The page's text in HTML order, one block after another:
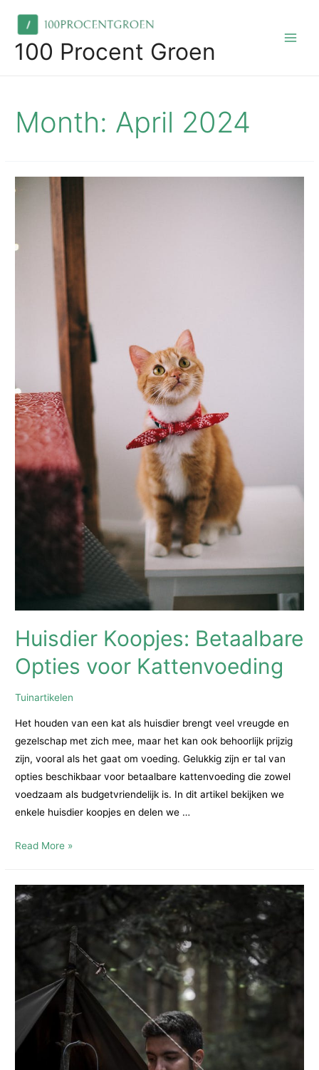
content100 Procent Groen
Month: April 2024
Huisdier Koopjes: Betaalbare
Opties voor Kattenvoeding
Tuinartikelen
Het houden van een kat als huisdier brengt veel vreugde en
gezelschap met zich mee, maar het kan ook behoorlijk prijzig
zijn, vooral als het gaat om voeding. Gelukkig zijn er tal van
opties beschikbaar voor betaalbare kattenvoeding die zowel
voedzaam als budgetvriendelijk is. In dit artikel bekijken we
enkele huisdier koopjes en delen we …
Huisdier
Opties
Kattenvoeding
Read More »